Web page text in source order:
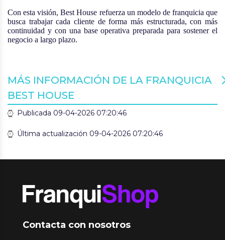
Con esta visión, Best House refuerza un modelo de franquicia que
busca trabajar cada cliente de forma más estructurada, con más
continuidad y con una base operativa preparada para sostener el
negocio a largo plazo.
MÁS INFORMACIÓN DE LA FRANQUICIA
BEST HOUSE
Publicada 09-04-2026 07:20:46
Última actualización 09-04-2026 07:20:46
Contacta con nosotros